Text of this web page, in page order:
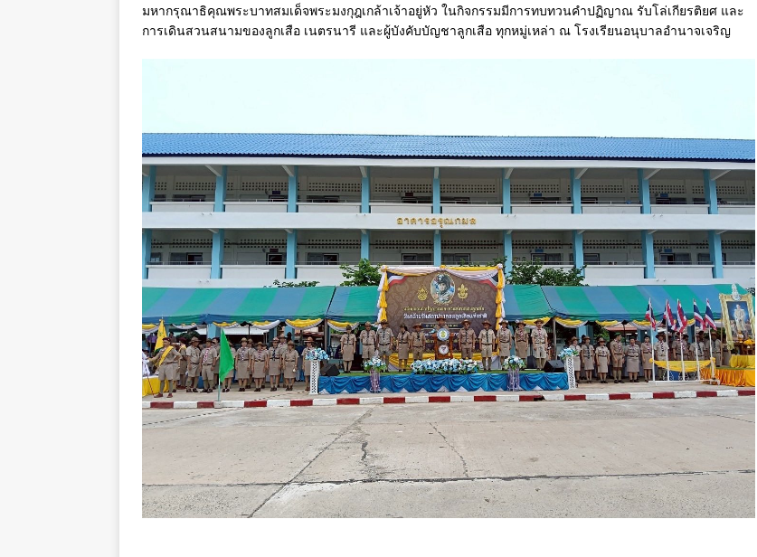
มหากรุณาธิคุณพระบาทสมเด็จพระมงกุฎเกล้าเจ้าอยู่หัว ในกิจกรรมมีการทบทวนคำปฏิญาณ รับโล่เกียรติยศ และ
การเดินสวนสนามของลูกเสือ เนตรนารี และผู้บังคับบัญชาลูกเสือ ทุกหมู่เหล่า ณ โรงเรียนอนุบาลอำนาจเจริญ